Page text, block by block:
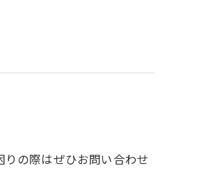
の際はぜひお問い合わせ